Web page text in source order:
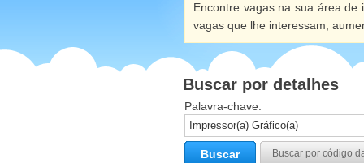
Encontre vagas na sua área
vagas que lhe interessam,
Buscar por detalhes
Palavra-chave:
Buscar Buscar por código